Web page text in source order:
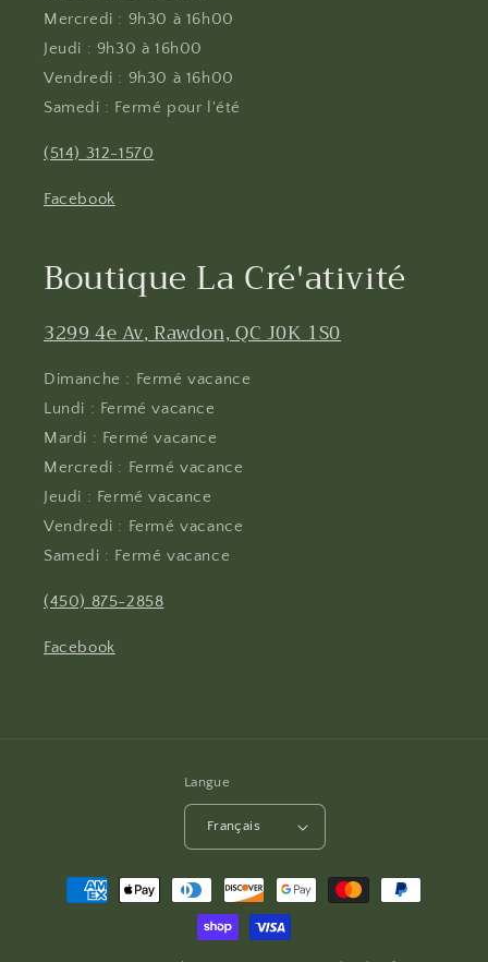
Mercredi : 9h30 à 16h00
Jeudi : 9h30 à 16h00
Vendredi : 9h30 à 16h00
Samedi : Fermé pour l'été
(514) 312-1570
Facebook
Boutique La Cré'ativité
3299 4e Av, Rawdon, QC J0K 1S0
Dimanche : Fermé vacance
Lundi : Fermé vacance
Mardi : Fermé vacance
Mercredi : Fermé vacance
Jeudi : Fermé vacance
Vendredi : Fermé vacance
Samedi : Fermé vacance
(450) 875-2858
Facebook
Langue
Français
Moyens